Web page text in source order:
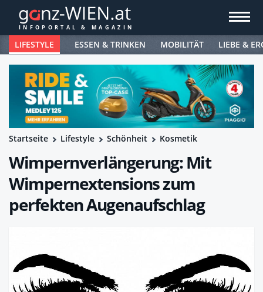
LIFESTYLE ESSEN & TRINKEN MOBILITÄT LIEBE &
Startseite Lifestyle Schönheit Kosmetik
Wimpernverlängerung: Mit
Wimpernextensions zum
perfekten Augenaufschlag